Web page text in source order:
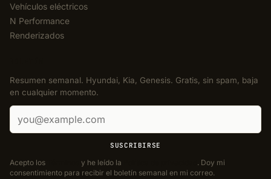
Vehículos eléctricos
N Performance
Renderizados
Resumen semanal. Hyundai, Kia, Genesis. Gratis, sin spam, baja
en cualquier momento.
Correo electrónico
SUSCRIBIRSE
Acepto los y he leído la
. Doy mi
consentimiento para recibir el boletín semanal en mi correo.